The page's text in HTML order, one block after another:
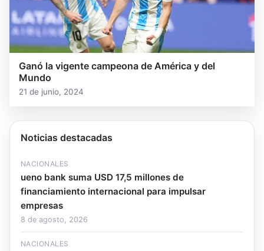
Ganó la vigente campeona de América y del
Mundo
21 de junio, 2024
Noticias destacadas
NACIONALES
ueno bank suma USD 17,5 millones de
financiamiento internacional para impulsar
empresas
8 de agosto, 2026
NACIONALES